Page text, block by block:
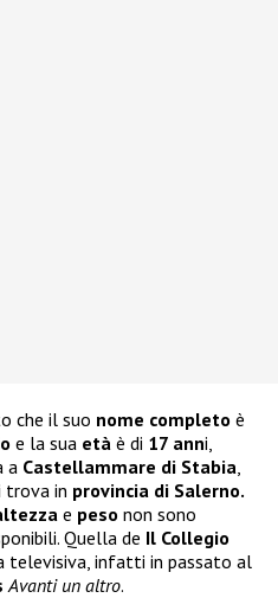
che il suo nome completo è
e la sua età è di 17 anni,
a Castellammare di Stabia
trova in provincia di Salerno.
e peso non sono
Quella de Il Collegio
televisiva, infatti in passato al
Avanti un altro.